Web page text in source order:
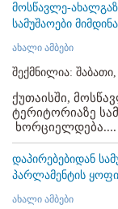
მოსწავლე-
სამუშაოები
ახალი ამბები
შექმნილია: შაბათი,
ქუთაისში,
ტერიტორიაზე
ხორციელდება....
დაპირებებიდან
პარლამენტის
ახალი ამბები